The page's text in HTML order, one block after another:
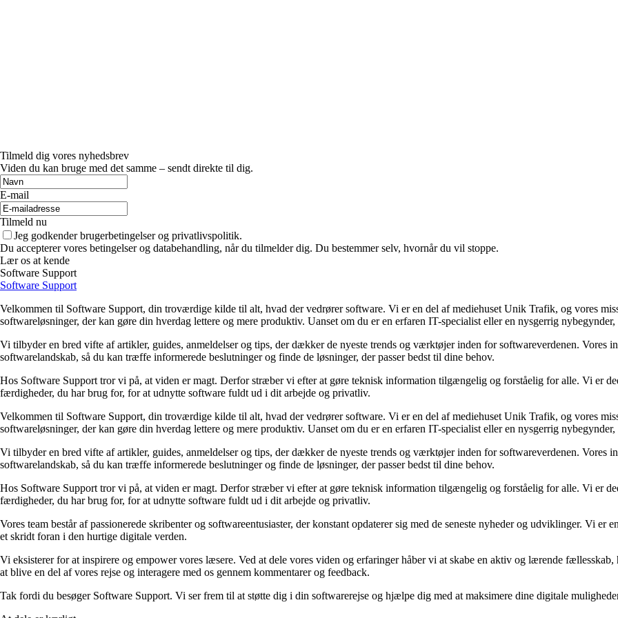
Tilmeld dig vores nyhedsbrev
Viden du kan bruge med det samme – sendt direkte til dig.
E-mail
Tilmeld nu
Jeg godkender brugerbetingelser og privatlivspolitik.
Du accepterer vores betingelser og databehandling, når du tilmelder dig. Du bestemmer selv, hvornår du vil stoppe.
Lær os at kende
Software Support
Software Support
Velkommen til Software Support, din troværdige kilde til alt, hvad der vedrører software. Vi er en del af mediehuset Unik Trafik, og vores
softwareløsninger, der kan gøre din hverdag lettere og mere produktiv. Uanset om du er en erfaren IT-specialist eller en nysgerrig
Vi tilbyder en bred vifte af artikler, guides, anmeldelser og tips, der dækker de nyeste trends og værktøjer inden for softwareverdenen. Vores
softwarelandskab, så du kan træffe informerede beslutninger og finde de løsninger, der passer bedst til dine behov.
Hos Software Support tror vi på, at viden er magt. Derfor stræber vi efter at gøre teknisk information tilgængelig og forståelig for alle. Vi er
færdigheder, du har brug for, for at udnytte software fuldt ud i dit arbejde og privatliv.
Velkommen til Software Support, din troværdige kilde til alt, hvad der vedrører software. Vi er en del af mediehuset Unik Trafik, og vores
softwareløsninger, der kan gøre din hverdag lettere og mere produktiv. Uanset om du er en erfaren IT-specialist eller en nysgerrig
Vi tilbyder en bred vifte af artikler, guides, anmeldelser og tips, der dækker de nyeste trends og værktøjer inden for softwareverdenen. Vores
softwarelandskab, så du kan træffe informerede beslutninger og finde de løsninger, der passer bedst til dine behov.
Hos Software Support tror vi på, at viden er magt. Derfor stræber vi efter at gøre teknisk information tilgængelig og forståelig for alle. Vi er
færdigheder, du har brug for, for at udnytte software fuldt ud i dit arbejde og privatliv.
Vores team består af passionerede skribenter og softwareentusiaster, der konstant opdaterer sig med de seneste nyheder og udviklinger. Vi
et skridt foran i den hurtige digitale verden.
Vi eksisterer for at inspirere og empower vores læsere. Ved at dele vores viden og erfaringer håber vi at skabe en aktiv og lærende
at blive en del af vores rejse og interagere med os gennem kommentarer og feedback.
Tak fordi du besøger Software Support. Vi ser frem til at støtte dig i din softwarerejse og hjælpe dig med at maksimere dine digitale